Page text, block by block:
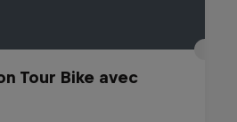
Tour Bike avec